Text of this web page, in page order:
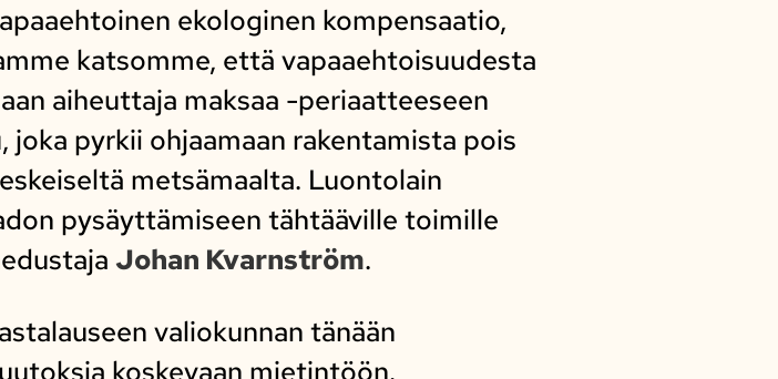
ekologinen kompensaatio,
katsomme, että vapaaehtoisuudesta
aiheuttaja maksaa -periaatteeseen
pyrkii ohjaamaan rakentamista pois
metsämaalta. Luontolain
pysäyttämiseen tähtääville toimille
Johan Kvarnström.
valiokunnan tänään
koskevaan mietintöön.